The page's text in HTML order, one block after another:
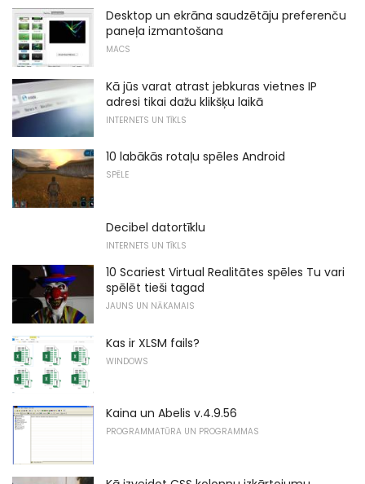
Desktop un ekrāna saudzētāju preferenču
paneļa izmantošana
MACS
Kā jūs varat atrast jebkuras vietnes IP
adresi tikai dažu klikšķu laikā
INTERNETS UN TĪKLS
10 labākās rotaļu spēles Android
SPĒLE
Decibel datortīklu
INTERNETS UN TĪKLS
10 Scariest Virtual Realitātes spēles Tu vari
spēlēt tieši tagad
JAUNS UN NĀKAMAIS
Kas ir XLSM fails?
WINDOWS
Kaina un Abelis v.4.9.56
PROGRAMMATŪRA UN PROGRAMMAS